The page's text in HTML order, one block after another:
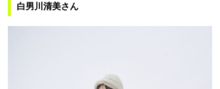
白男川清美さん